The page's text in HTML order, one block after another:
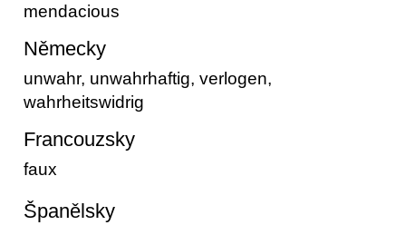
mendacious
Německy
unwahr, unwahrhaftig, verlogen,
wahrheitswidrig
Francouzsky
faux
Španělsky